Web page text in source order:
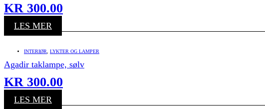
KR 300.00
LES MER
INTERIØR LYKTER OG LAMPER
Agadir taklampe, sølv
KR 300.00
LES MER